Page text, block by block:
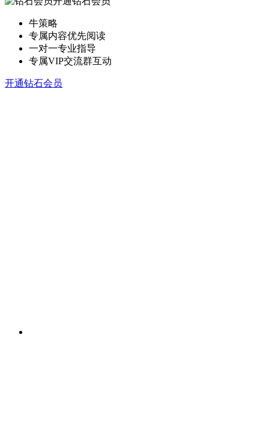
牛策略
专属内容优先阅读
一对一专业指导
专属VIP交流群互动
开通钻石会员